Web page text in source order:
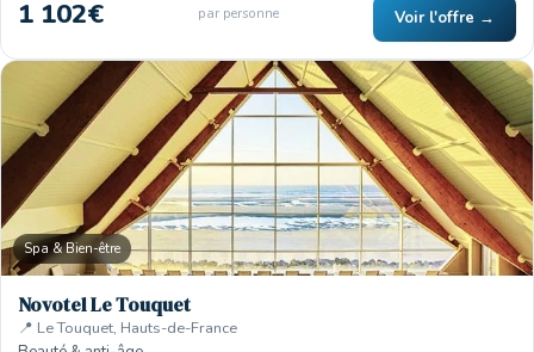
1 102€ par personne Voir l'offre →
Spa & Bien-être
Novotel Le Touquet
📍 Le Touquet, Hauts-de-France